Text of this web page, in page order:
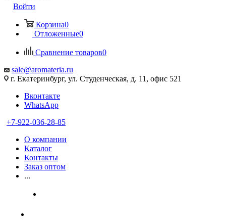
Войти
Корзина0
Отложенные0
Сравнение товаров0
sale@aromateria.ru
г. Екатеринбург, ул. Студенческая, д. 11, офис 521
Вконтакте
WhatsApp
+7-922-036-28-85
О компании
Каталог
Контакты
Заказ оптом
...